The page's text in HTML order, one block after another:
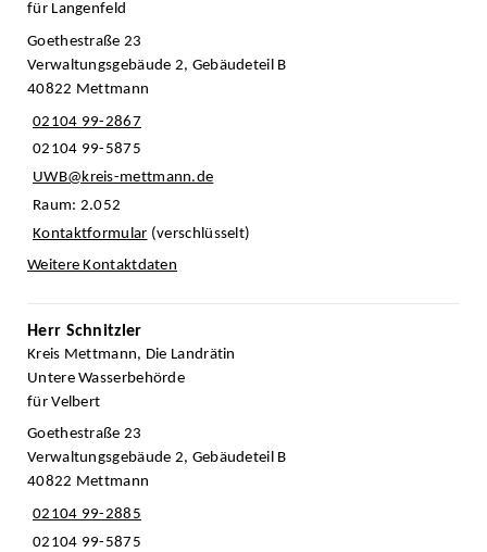
für Langenfeld
Goethestraße 23
Verwaltungsgebäude 2, Gebäudeteil B
40822 Mettmann
02104 99-2867
02104 99-5875
UWB@kreis-mettmann.de
Raum: 2.052
Kontaktformular (verschlüsselt)
Weitere Kontaktdaten
Herr Schnitzler
Kreis Mettmann, Die Landrätin
Untere Wasserbehörde
für Velbert
Goethestraße 23
Verwaltungsgebäude 2, Gebäudeteil B
40822 Mettmann
02104 99-2885
02104 99-5875